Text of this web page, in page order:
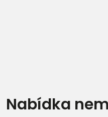
Nabídka